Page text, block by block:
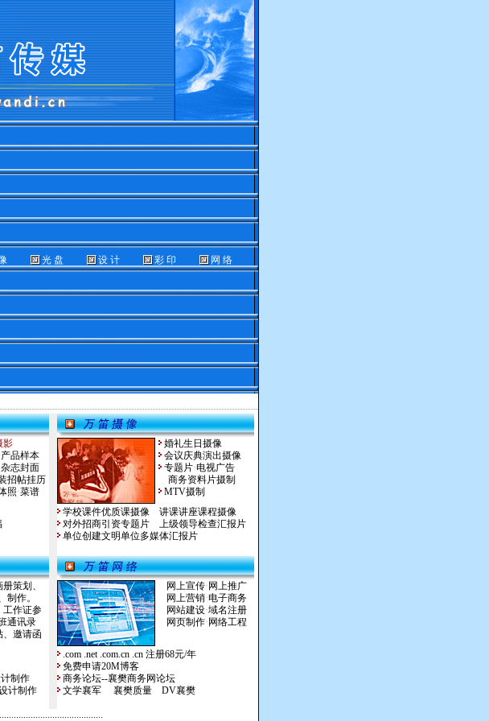
光 盘 设 计 彩 印 网 络
影
产品样本
杂志封面
招帖挂历
照·菜谱
婚礼生日摄像
会议庆典演出摄像
专题片·电视广告
商务资料片摄制
MTV摄制
学校课件优质课摄像 讲课讲座课程摄像
对外招商引资专题片
上级领导检查汇报片
单位创建文明单位多媒体汇报片
策划、
制作。
工作证参
通讯录
、邀请函
制作
计制作
网上宣传· 网上推广
网上营销·电子商务
网站建设·域名注册
网页制作· 网络工程
.com .net .com.cn .cn 注册68元/年
免费申请20M博客
商务论坛--襄樊商务网论坛
文学襄军
襄樊质量 DV襄樊